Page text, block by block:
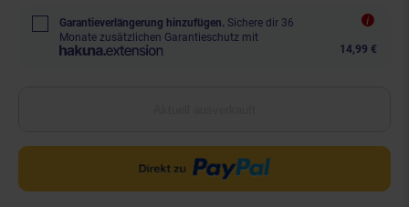
Garantieverlängerung hinzufügen. Sichere dir 36
Monate zusätzlichen Garantieschutz mit
14,99 €